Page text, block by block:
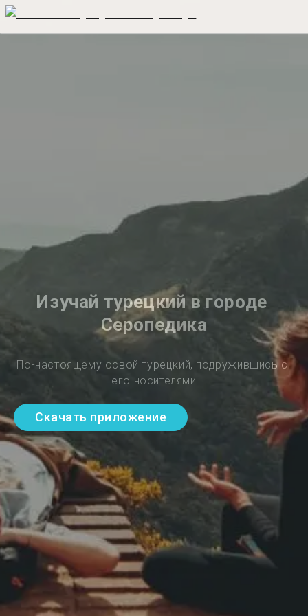
Изучай турецкий в городе
Серопедика
По-настоящему освой турецкий, подружившись с
его носителями
Скачать приложение